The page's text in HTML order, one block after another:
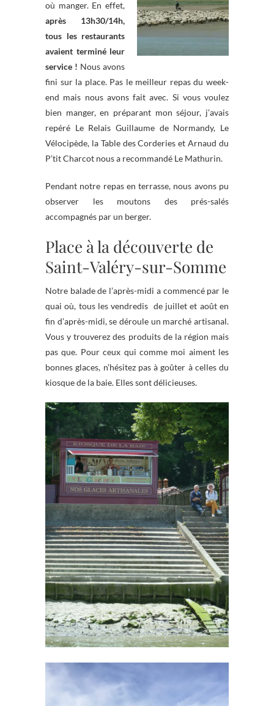
où manger. En effet,
après 13h30/14h,
tous les restaurants
avaient terminé leur
service ! Nous avons
fini sur la place. Pas le meilleur repas du week-
end mais nous avons fait avec. Si vous voulez
bien manger, en préparant mon séjour, j’avais
repéré Le Relais Guillaume de Normandy, Le
Vélocipède, la Table des Corderies et Arnaud du
P’tit Charcot nous a recommandé Le Mathurin.
Pendant notre repas en terrasse, nous avons pu
observer les moutons des prés-salés
accompagnés par un berger.
Place à la découverte de
Saint-Valéry-sur-Somme
Notre balade de l’après-midi a commencé par le
quai où, tous les vendredis de juillet et août en
fin d’après-midi, se déroule un marché artisanal.
Vous y trouverez des produits de la région mais
pas que. Pour ceux qui comme moi aiment les
bonnes glaces, n’hésitez pas à goûter à celles du
kiosque de la baie. Elles sont délicieuses.